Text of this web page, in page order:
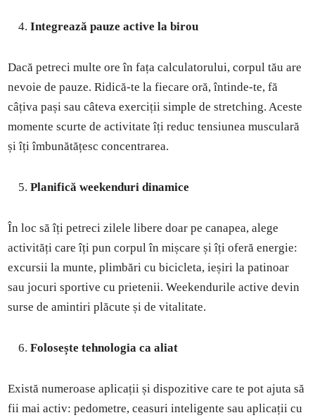
Integrează pauze active la birou
Dacă petreci multe ore în fața calculatorului, corpul tău are
nevoie de pauze. Ridică-te la fiecare oră, întinde-te, fă
câțiva pași sau câteva exerciții simple de stretching. Aceste
momente scurte de activitate îți reduc tensiunea musculară
și îți îmbunătățesc concentrarea.
Planifică weekenduri dinamice
În loc să îți petreci zilele libere doar pe canapea, alege
activități care îți pun corpul în mișcare și îți oferă energie:
excursii la munte, plimbări cu bicicleta, ieșiri la patinoar
sau jocuri sportive cu prietenii. Weekendurile active devin
surse de amintiri plăcute și de vitalitate.
Folosește tehnologia ca aliat
Există numeroase aplicații și dispozitive care te pot ajuta să
fii mai activ: pedometre, ceasuri inteligente sau aplicații cu